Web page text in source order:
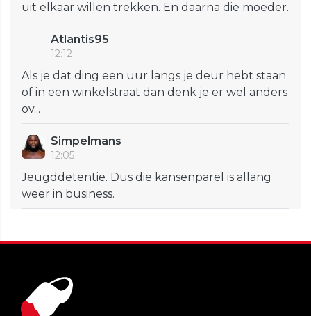
uit elkaar willen trekken. En daarna die moeder.
Atlantis95
12:12
Als je dat ding een uur langs je deur hebt staan
of in een winkelstraat dan denk je er wel anders
ov...
Simpelmans
12:05
Jeugddetentie. Dus die kansenparel is allang
weer in business.